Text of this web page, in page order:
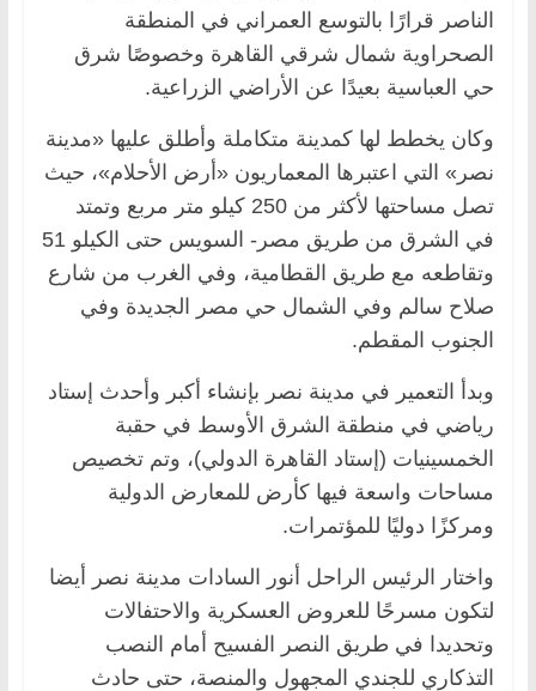
الناصر قرارًا بالتوسع العمراني في المنطقة
الصحراوية شمال شرقي القاهرة وخصوصًا شرق
حي العباسية بعيدًا عن الأراضي الزراعية.
وكان يخطط لها كمدينة متكاملة وأطلق عليها «مدينة
نصر» التي اعتبرها المعماريون «أرض الأحلام»، حيث
تصل مساحتها لأكثر من 250 كيلو متر مربع وتمتد
في الشرق من طريق مصر- السويس حتى الكيلو 51
وتقاطعه مع طريق القطامية، وفي الغرب من شارع
صلاح سالم وفي الشمال حي مصر الجديدة وفي
الجنوب المقطم.
وبدأ التعمير في مدينة نصر بإنشاء أكبر وأحدث إستاد
رياضي في منطقة الشرق الأوسط في حقبة
الخمسينيات (إستاد القاهرة الدولي)، وتم تخصيص
مساحات واسعة فيها كأرض للمعارض الدولية
ومركزًا دوليًا للمؤتمرات.
واختار الرئيس الراحل أنور السادات مدينة نصر أيضا
لتكون مسرحًا للعروض العسكرية والاحتفالات
وتحديدا في طريق النصر الفسيح أمام النصب
التذكاري للجندي المجهول والمنصة، حتى حادث